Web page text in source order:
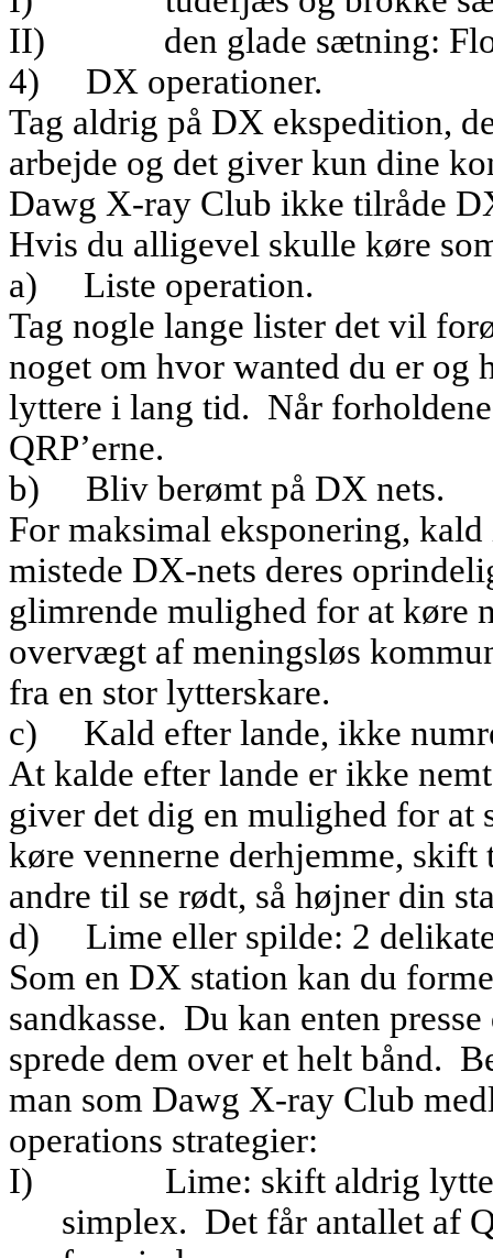
II)
den glade sætning:
4)
DX operationer.
Tag aldrig på DX ekspedition,
arbejde og det giver kun dine
Dawg X-ray Club ikke tilråde
Hvis du alligevel skulle køre
a)
Liste operation.
Tag nogle lange lister det vil
noget om hvor wanted du er og
lyttere i lang tid. Når
QRP’erne.
b)
Bliv berømt på DX nets.
For maksimal eksponering, kald
mistede DX-nets deres
glimrende mulighed for at køre
overvægt af meningsløs
fra en stor lytterskare.
c)
Kald efter lande, ikke
At kalde efter lande er ikke
giver det dig en mulighed for at
køre vennerne derhjemme, skift
andre til se rødt, så højner din
d)
Lime eller spilde: 2
Som en DX station kan du
sandkasse. Du kan enten
sprede dem over et helt bånd.
man som Dawg X-ray Club
operations strategier:
I)
Lime: skift aldrig
simplex. Det får antallet af